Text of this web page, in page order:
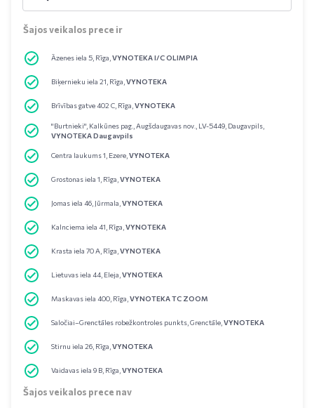
Šajos veikalos prece ir
Āzenes iela 5, Rīga, VYNOTEKA I/C OLIMPIA
Biķernieku iela 21, Rīga, VYNOTEKA
Brīvības gatve 402 C, Rīga, VYNOTEKA
"Burtnieki", Kalkūnes pag., Augšdaugavas nov., LV-5449, Daugavpils,
VYNOTEKA Daugavpils
Centra laukums 1, Ezere, VYNOTEKA
Grostonas iela 1, Rīga, VYNOTEKA
Jomas iela 46, Jūrmala, VYNOTEKA
Kalnciema iela 41, Rīga, VYNOTEKA
Krasta iela 70 A, Rīga, VYNOTEKA
Lietuvas iela 44, Eleja, VYNOTEKA
Maskavas iela 400, Rīga, VYNOTEKA TC ZOOM
Saločiai–Grenctāles robežkontroles punkts, Grenctāle, VYNOTEKA
Stirnu iela 26, Rīga, VYNOTEKA
Vaidavas iela 9 B, Rīga, VYNOTEKA
Šajos veikalos prece nav